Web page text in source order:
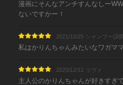
漫画にそんなアンチすんなしー
ないですかー！
2021/10/25 シャンプー誤
私はかりんちゃんみたいなワガマ
2020/12/12 リヴィ
主人公のかりんちゃんが好きすぎ